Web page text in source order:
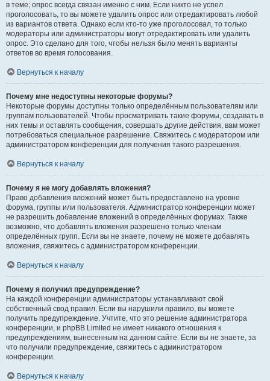
в теме; опрос всегда связан именно с ним. Если никто не успел
проголосовать, то вы можете удалить опрос или отредактировать любой
из вариантов ответа. Однако если кто-то уже проголосовал, то только
модераторы или администраторы могут отредактировать или удалить
опрос. Это сделано для того, чтобы нельзя было менять варианты
ответов во время голосования.
Вернуться к началу
Почему мне недоступны некоторые форумы?
Некоторые форумы доступны только определённым пользователям или
группам пользователей. Чтобы просматривать такие форумы, создавать в
них темы и оставлять сообщения, совершать другие действия, вам может
потребоваться специальное разрешение. Свяжитесь с модератором или
администратором конференции для получения такого разрешения.
Вернуться к началу
Почему я не могу добавлять вложения?
Право добавления вложений может быть предоставлено на уровне
форума, группы или пользователя. Администратор конференции может
не разрешить добавление вложений в определённых форумах. Также
возможно, что добавлять вложения разрешено только членам
определённых групп. Если вы не знаете, почему не можете добавлять
вложения, свяжитесь с администратором конференции.
Вернуться к началу
Почему я получил предупреждение?
На каждой конференции администраторы устанавливают свой
собственный свод правил. Если вы нарушили правило, вы можете
получить предупреждение. Учтите, что это решение администратора
конференции, и phpBB Limited не имеет никакого отношения к
предупреждениям, вынесенным на данном сайте. Если вы не знаете, за
что получили предупреждение, свяжитесь с администратором
конференции.
Вернуться к началу